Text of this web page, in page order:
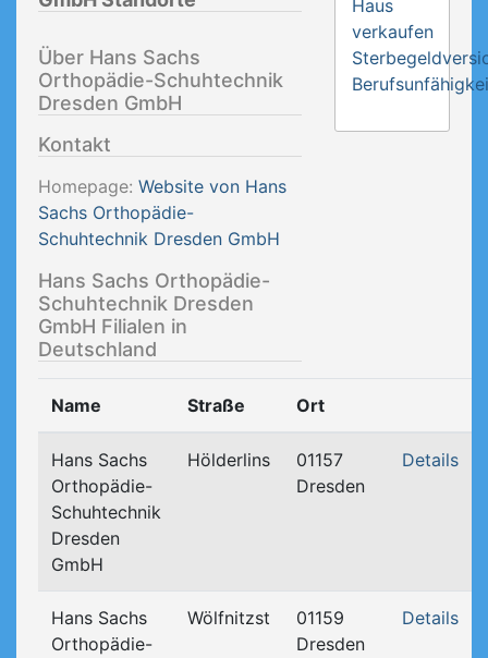
Über Hans Sachs
Orthopädie-Schuhtechnik
Dresden GmbH
Kontakt
Homepage: Website von Hans
Sachs Orthopädie-
Schuhtechnik Dresden GmbH
Hans Sachs Orthopädie-
Schuhtechnik Dresden
GmbH Filialen in
Deutschland
Name Straße Ort
Hans Sachs
Orthopädie-
Schuhtechnik
Dresden
GmbH
Hölderlins
01157
Dresden
Details
Hans Sachs
Orthopädie-
Wölfnitzst
01159
Dresden
Details
Haus
verkaufen